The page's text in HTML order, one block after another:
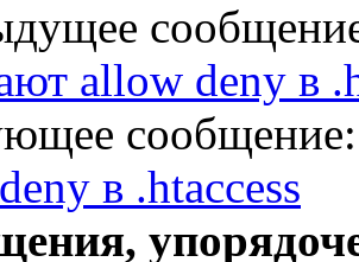
allow deny в
в .htaccess